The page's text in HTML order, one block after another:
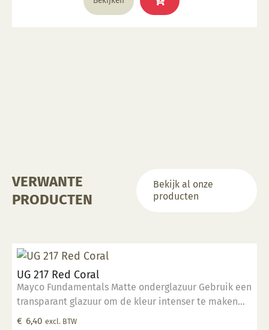
VERWANTE
PRODUCTEN
Bekijk al onze
producten
UG 217 Red Coral
Mayco Fundamentals Matte onderglazuur Gebruik een
transparant glazuur om de kleur intenser te maken
Geschikt voor gebruiksgoed mits er een transparant
€ 6,40 excl. BTW